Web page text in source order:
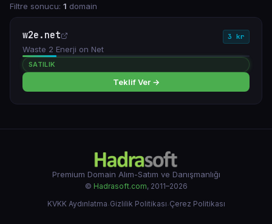
Filtre sonucu: 1 domain
w2e.net 3 kr
Waste 2 Enerji on Net
SATILIK
Teklif Ver →
Premium Domain Alım-Satım ve Danışmanlığı
© Hadrasoft.com, 2011–2026
KVKK Aydınlatma·Gizlilik Politikası·Çerez Politikası